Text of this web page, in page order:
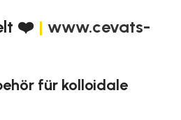
❤️ | www.cevats-
für kolloidale